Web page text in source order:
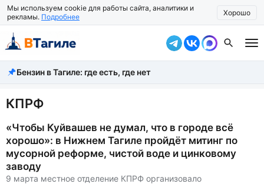
Мы используем cookie для работы сайта, аналитики и
рекламы. Подробнее Хорошо
Все новости
Происшествия
Город
Власть
Жизнь
Бензин в Тагиле: где есть, где нет
КПРФ
«Чтобы Куйвашев не думал, что в городе всё
хорошо»: в Нижнем Тагиле пройдёт митинг по
мусорной реформе, чистой воде и цинковому
заводу
9 марта местное отделение КПРФ организовало